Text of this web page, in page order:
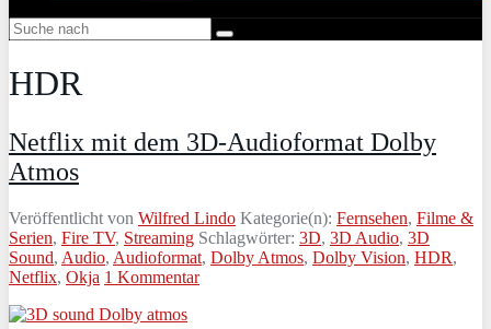
HDR
Netflix mit dem 3D-Audioformat Dolby
Atmos
Veröffentlicht von Wilfred Lindo Kategorie(n): Fernsehen, Filme &
Serien, Fire TV, Streaming Schlagwörter: 3D, 3D Audio, 3D
Sound, Audio, Audioformat, Dolby Atmos, Dolby Vision, HDR,
Netflix, Okja 1 Kommentar